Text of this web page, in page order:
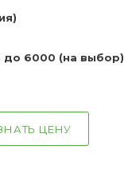
до 6000 (на выбор)
ЦЕНУ